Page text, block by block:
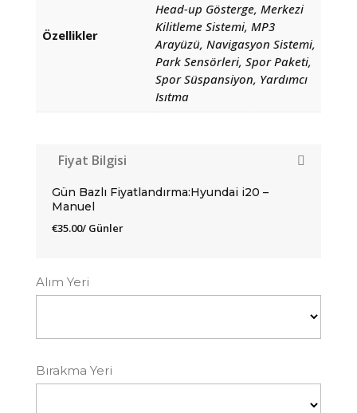
Özellikler
Head-up Gösterge, Merkezi
Kilitleme Sistemi, MP3
Arayüzü, Navigasyon Sistemi,
Park Sensörleri, Spor Paketi,
Spor Süspansiyon, Yardımcı
Isıtma
Fiyat Bilgisi
Gün Bazlı Fiyatlandırma:Hyundai i20 –
Manuel
€35.00/ Günler
Alım Yeri
Bırakma Yeri